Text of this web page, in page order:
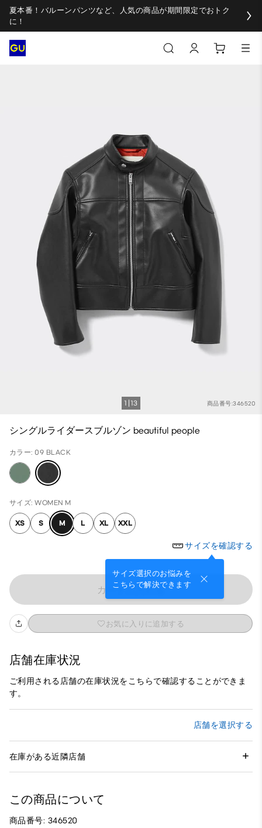
夏本番！バルーンパンツなど、人気の商品が期間限定でおトク
に！
商品番号:346520
1 13
シングルライダースブルゾン beautiful people
カラー: 09 BLACK
サイズ: WOMEN M
XS S M L XL XXL
サイズを確認する
サイズ選択のお悩みを
こちらで解決できます
カートに入れる
お気に入りに追加する
店舗在庫状況
ご利用される店舗の在庫状況をこちらで確認することができま
す。
店舗を選択する
在庫がある近隣店舗
この商品について
商品番号: 346520